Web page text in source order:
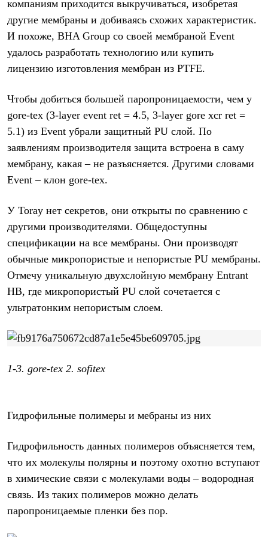
С синтетическим утеплителем
Аксессуары для спальников
Сумки и баулы
Баулы
Кошельки
Гермомешки
Книги
Коврики
Обувь
Женская обувь
Ботинки
Мужская обувь
Сапоги
Гамаши и бахилы
Гамаши
Бахилы
Тапочки и чуни
Тапочки
Чуни
Уход за обувью
Головные уборы
Балаклавы и маски
Шарфы
Рукавицы
Полезные аксессуары
Брелки
Ремни
Термоковрики
Уход за одеждой
В Арктику
Коллекции
компаниям приходится выкручиваться, изобретая
другие мембраны и добиваясь схожих характеристик.
И похоже, BHA Group со своей мембраной Event
удалось разработать технологию или купить
лицензию изготовления мембран из PTFE.
Чтобы добиться большей паропроницаемости, чем у
gore-tex (3-layer event ret = 4.5, 3-layer gore xcr ret =
5.1) из Event убрали защитный PU слой. По
заявлениям производителя защита встроена в саму
мембрану, какая – не разъясняется. Другими словами
Event – клон gore-tex.
У Toray нет секретов, они открыты по сравнению с
другими производителями. Общедоступны
спецификации на все мембраны. Они производят
обычные микропористые и непористые PU мембраны.
Отмечу уникальную двухслойную мембрану Entrant
HB, где микропористый PU слой сочетается с
ультратонким непористым слоем.
1-3. gore-tex 2. sofitex
Гидрофильные полимеры и мебраны из них
Гидрофильность данных полимеров объясняется тем,
что их молекулы полярны и поэтому охотно вступают
в химические связи с молекулами воды – водородная
связь. Из таких полимеров можно делать
паропроницаемые пленки без пор.